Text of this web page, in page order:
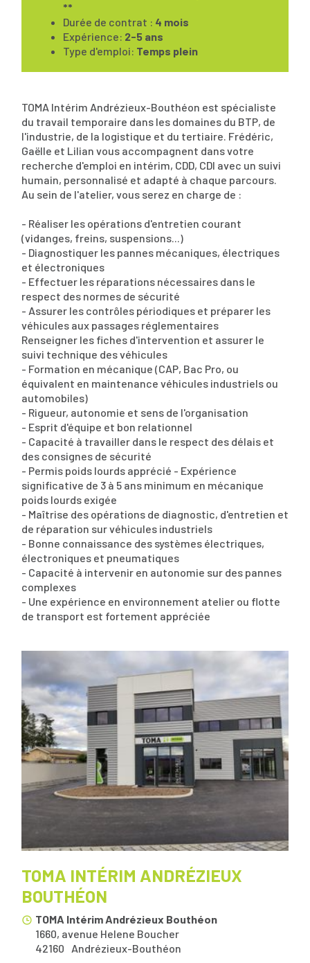
**
Durée de contrat : 4 mois
Expérience: 2-5 ans
Type d'emploi: Temps plein
TOMA Intérim Andrézieux-Bouthéon est spécialiste
du travail temporaire dans les domaines du BTP, de
l'industrie, de la logistique et du tertiaire. Frédéric,
Gaëlle et Lilian vous accompagnent dans votre
recherche d'emploi en intérim, CDD, CDI avec un suivi
humain, personnalisé et adapté à chaque parcours.
Au sein de l'atelier, vous serez en charge de :
- Réaliser les opérations d'entretien courant
(vidanges, freins, suspensions...)
- Diagnostiquer les pannes mécaniques, électriques
et électroniques
- Effectuer les réparations nécessaires dans le
respect des normes de sécurité
- Assurer les contrôles périodiques et préparer les
véhicules aux passages réglementaires
Renseigner les fiches d'intervention et assurer le
suivi technique des véhicules
- Formation en mécanique (CAP, Bac Pro, ou
équivalent en maintenance véhicules industriels ou
automobiles)
- Rigueur, autonomie et sens de l'organisation
- Esprit d'équipe et bon relationnel
- Capacité à travailler dans le respect des délais et
des consignes de sécurité
- Permis poids lourds apprécié - Expérience
significative de 3 à 5 ans minimum en mécanique
poids lourds exigée
- Maîtrise des opérations de diagnostic, d'entretien et
de réparation sur véhicules industriels
- Bonne connaissance des systèmes électriques,
électroniques et pneumatiques
- Capacité à intervenir en autonomie sur des pannes
complexes
- Une expérience en environnement atelier ou flotte
de transport est fortement appréciée
TOMA INTÉRIM ANDRÉZIEUX
BOUTHÉON
TOMA Intérim Andrézieux Bouthéon
1660, avenue Helene Boucher
Andrézieux-Bouthéon
42160